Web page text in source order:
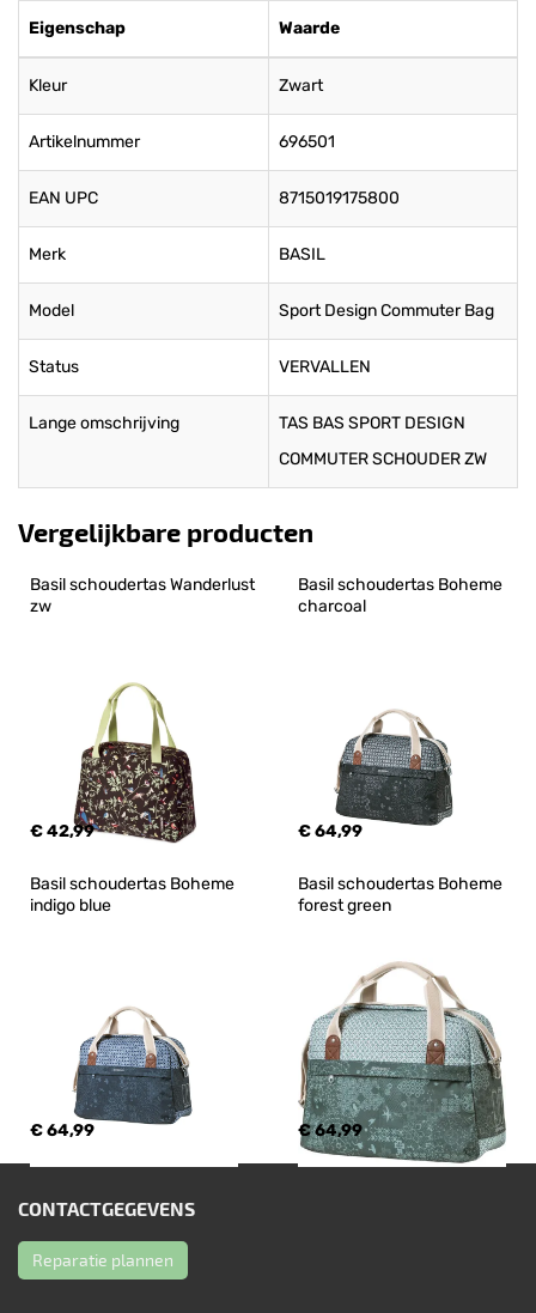
Eigenschap Waarde
Kleur Zwart
Artikelnummer 696501
EAN UPC 8715019175800
Merk BASIL
Model Sport Design Commuter Bag
Status VERVALLEN
Lange omschrijving
TAS BAS SPORT DESIGN
COMMUTER SCHOUDER ZW
Vergelijkbare producten
Basil schoudertas Wanderlust
zw
€ 42,99
Basil schoudertas Boheme
charcoal
€ 64,99
Basil schoudertas Boheme
indigo blue
€ 64,99
Basil schoudertas Boheme
forest green
€ 64,99
CONTACTGEGEVENS
Reparatie plannen